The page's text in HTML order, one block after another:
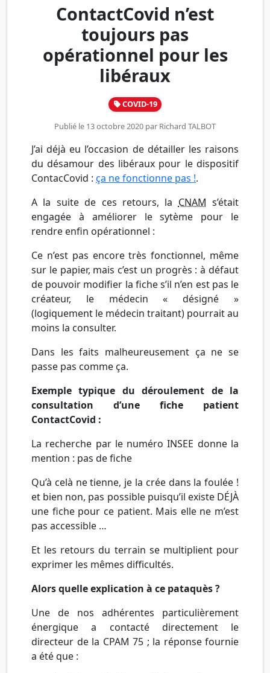
ContactCovid n’est
toujours pas
opérationnel pour les
libéraux
COVID-19
Publié le 13 octobre 2020 par Richard TALBOT
J’ai déjà eu l’occasion de détailler les raisons
du désamour des libéraux pour le dispositif
ContacCovid : ça ne fonctionne pas !.
A la suite de ces retours, la CNAM s’était
engagée à améliorer le sytème pour le
rendre enfin opérationnel :
Ce n’est pas encore très fonctionnel, même
sur le papier, mais c’est un progrès : à défaut
de pouvoir modifier la fiche s’il n’en est pas le
créateur, le médecin « désigné »
(logiquement le médecin traitant) pourrait au
moins la consulter.
Dans les faits malheureusement ça ne se
passe pas comme ça.
Exemple typique du déroulement de la
consultation d’une fiche patient
ContactCovid :
La recherche par le numéro INSEE donne la
mention : pas de fiche
Qu’à celà ne tienne, je la crée dans la foulée !
et bien non, pas possible puisqu’il existe DÉJÀ
une fiche pour ce patient. Mais elle ne m’est
pas accessible …
Et les retours du terrain se multiplient pour
exprimer les mêmes difficultés.
Alors quelle explication à ce pataquès ?
Une de nos adhérentes particulièrement
énergique a contacté directement le
directeur de la CPAM 75 ; la réponse fournie
a été que :